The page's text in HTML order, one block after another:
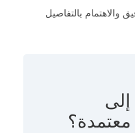
والاهتمام بالتفاصيل